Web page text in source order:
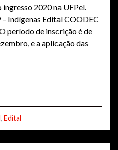
2020 na UFPel.
Indígenas Edital COODEC
período de inscrição é de
e a aplicação das
, Edital